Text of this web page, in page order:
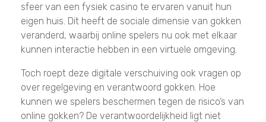
sfeer van een fysiek casino te ervaren vanuit hun
eigen huis. Dit heeft de sociale dimensie van gokken
veranderd, waarbij online spelers nu ook met elkaar
kunnen interactie hebben in een virtuele omgeving.
Toch roept deze digitale verschuiving ook vragen op
over regelgeving en verantwoord gokken. Hoe
kunnen we spelers beschermen tegen de risico’s van
online gokken? De verantwoordelijkheid ligt niet